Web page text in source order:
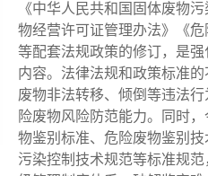
《中华人民共和国固体废物
物经营许可证管理办法》《
等配套法规政策的修订，是
内容。法律法规和政策标准
废物非法转移、倾倒等违法
险废物风险防范能力。同时
物鉴别标准、危险废物鉴别
污染控制技术规范等标准规